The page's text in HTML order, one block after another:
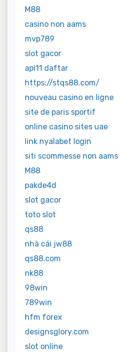
M88
casino non aams
mvp789
slot gacor
api11 daftar
https://stqs88.com/
nouveau casino en ligne
site de paris sportif
online casino sites uae
link nyalabet login
siti scommesse non aams
M88
pakde4d
slot gacor
toto slot
qs88
nhà cái jw88
qs88.com
nk88
98win
789win
hfm forex
designsglory.com
slot online